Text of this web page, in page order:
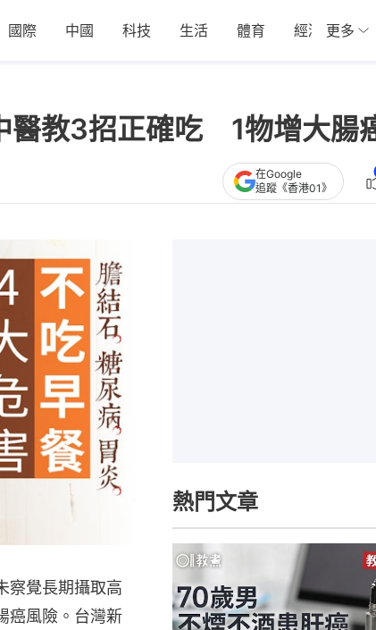
國際 中國 科技 生活 體育 經濟 01
更多
醫教3招正確吃 1物增大腸
在Google
追蹤《香港01》
察覺長期攝取高
癌風險。台灣新
熱門文章